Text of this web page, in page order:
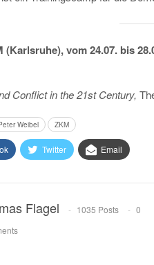
(Karlsruhe), vom 24.07. bis
Conflict in the 21st Century,
Weibel ZKM
Twitter Email
Flagel 1035 Posts
0